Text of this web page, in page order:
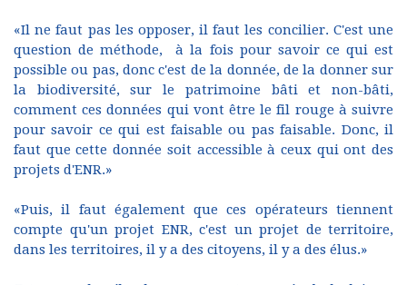
«Il ne faut pas les opposer, il faut les concilier. C'est une
question de méthode, à la fois pour savoir ce qui est
possible ou pas, donc c'est de la donnée, de la donner sur
la biodiversité, sur le patrimoine bâti et non-bâti,
comment ces données qui vont être le fil rouge à suivre
pour savoir ce qui est faisable ou pas faisable. Donc, il
faut que cette donnée soit accessible à ceux qui ont des
projets d'ENR.»
«Puis, il faut également que ces opérateurs tiennent
compte qu'un projet ENR, c'est un projet de territoire,
dans les territoires, il y a des citoyens, il y a des élus.»